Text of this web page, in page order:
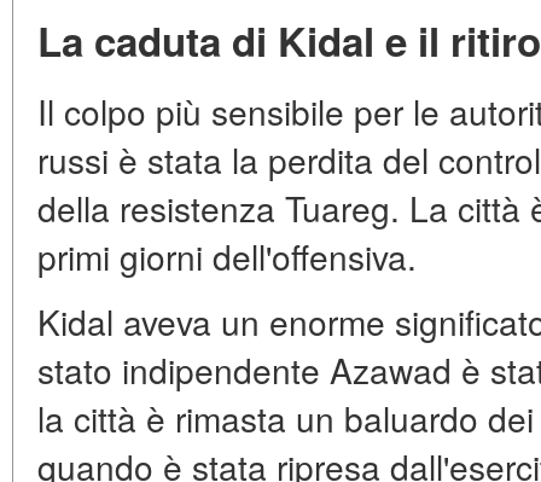
La caduta di Kidal e il
Il colpo più sensibile per le
russi è stata la perdita del
della resistenza Tuareg. La città
primi giorni dell'offensiva.
Kidal aveva un enorme
stato indipendente Azawad è
la città è rimasta un baluardo
quando è stata ripresa